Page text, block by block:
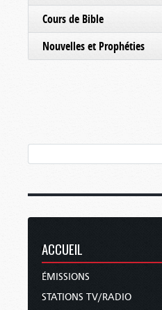
Cours de Bible
Nouvelles et Prophéties
ACCUEIL
ÉMISSIONS
STATIONS TV/RADIO